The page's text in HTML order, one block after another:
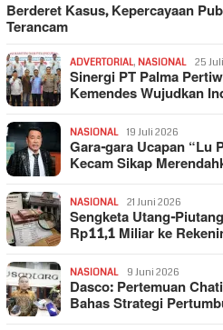
Berderet Kasus, Kepercayaan
Terancam
ADVERTORIAL, NASIONAL 25
Sinergi PT Palma
Kemendes Wujudkan
NASIONAL 19 Juli 2026
Gara-gara Ucapan “Lu
Kecam Sikap
NASIONAL 21 Juni 2026
Sengketa Utang-
Rp11,1 Miliar ke
NASIONAL 9 Juni 2026
Dasco: Pertemuan
Bahas Strategi